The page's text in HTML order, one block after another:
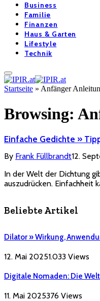
Business
Familie
Finanzen
Haus & Garten
Lifestyle
Technik
Startseite » Anfänger
Browsing:
Einfache Gedichte »
By Frank Füllbrandt12.
In der Welt der Dichtung
auszudrücken. Einfachheit
Beliebte Artikel
Dilator » Wirkung,
12. Mai 20251.033 Views
Digitale Nomaden: Die
11. Mai 2025376 Views